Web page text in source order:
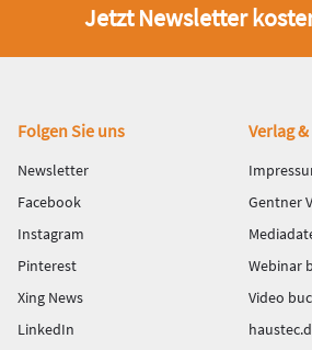
Jetzt Newsletter
Fußbereich
Folgen Sie uns
Newsletter
Facebook
Instagram
Pinterest
Xing News
LinkedIn
Verlag
Gentner
Webinar
Video